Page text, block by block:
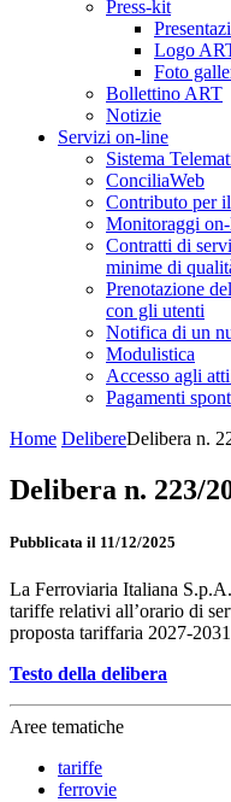
Press-kit
Logo
Foto
Bollettino ART
Notizie
Servizi on-line
Sistema
ConciliaWeb
Contributo per
Monitoraggi
Contratti di
minime di
Prenotazione
con gli utenti
Notifica di un
Modulistica
Accesso agli
Pagamenti
Home DelibereDelibera n.
Delibera n. 223/
Pubblicata il 11/12/2025
La Ferroviaria Italiana
tariffe relativi all’orario di
proposta tariffaria 2027-2031
Testo della delibera
Aree tematiche
tariffe
ferrovie